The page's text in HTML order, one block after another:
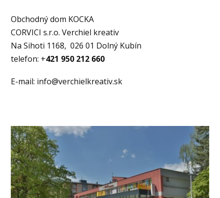
Obchodný dom KOCKA
CORVICI s.r.o. Verchiel kreativ
Na Sihoti 1168, 026 01 Dolný Kubín
telefon: +421 950 212 660
E-mail: info@verchielkreativ.sk